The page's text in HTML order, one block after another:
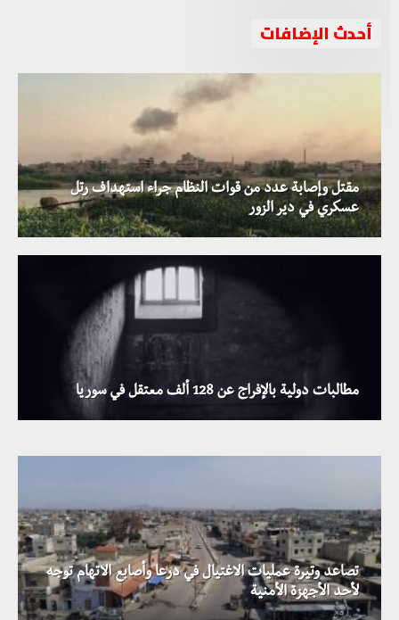
أحدث الإضافات
مقتل وإصابة عدد من قوات النظام جراء استهداف رتل
عسكري في دير الزور
مطالبات دولية بالإفراج عن 128 ألف معتقل في سوريا
بيدرسون يدعو إلى تبادل الأسرى بين النظام والمعارضة قبيل
تصاعد وتيرة عمليات الاغتيال في درعا وأصابع الاتهام توجه
لأحد الأجهزة الأمنية